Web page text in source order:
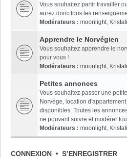
Vous souhaitez partir travailler
aurez donc tous les
Modérateurs : moonlight,
Apprendre le Norvégien
Vous souhaitez apprendre le
pour vous !
Modérateurs : moonlight,
Petites annonces
Vous souhaitez passer une
Norvège, location
disponibles. Toutes les
ne pouvant suivre et modérer
Modérateurs : moonlight,
CONNEXION • S’ENREGISTRER